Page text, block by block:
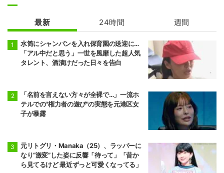
最新 24時間 週間
水筒にシャンパンを入れ保育園の送迎に…
「アル中だと思う」一世を風靡した超人気
タレント、酒漬けだった日々を告白
「名前を言えない方々が全裸で…」一流ホ
テルでの"権力者の遊び"の実態を元港区女
子が暴露
元リトグリ・Manaka（25）、ラッパーに
なり“激変”した姿に反響「待って」「昔か
ら見てるけど 最近ずっと可愛くなってる」